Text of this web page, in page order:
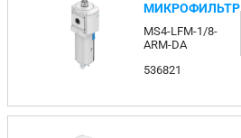
МИКРОФИЛЬТР
MS4-LFM-1/8-
ARM-DA
536821